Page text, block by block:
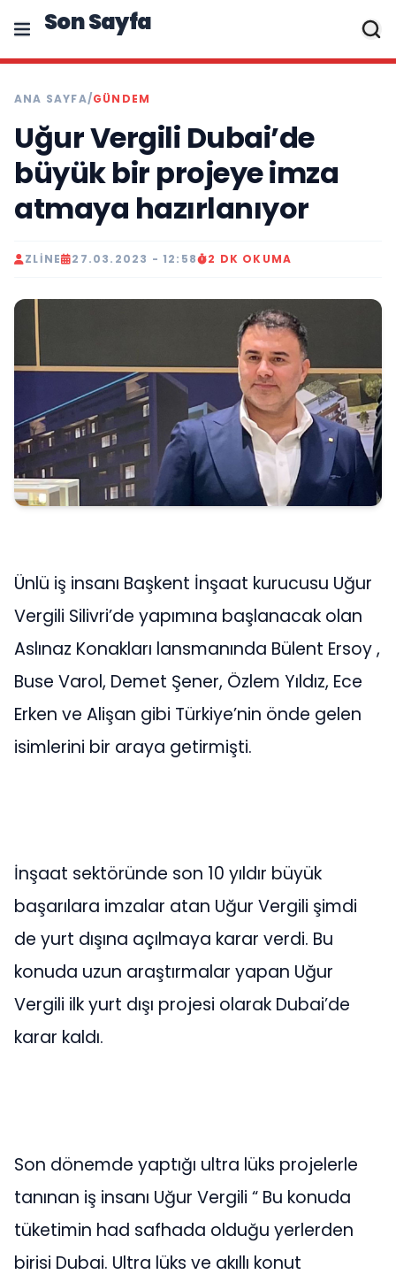
Son Sayfa
ANA SAYFA/GÜNDEM
Uğur Vergili Dubai’de
büyük bir projeye imza
atmaya hazırlanıyor
ZLINE 27.03.2023 - 12:58 2 DK OKUMA
Ünlü iş insanı Başkent İnşaat kurucusu Uğur
Vergili Silivri’de yapımına başlanacak olan
Aslınaz Konakları lansmanında Bülent Ersoy ,
Buse Varol, Demet Şener, Özlem Yıldız, Ece
Erken ve Alişan gibi Türkiye’nin önde gelen
isimlerini bir araya getirmişti.
İnşaat sektöründe son 10 yıldır büyük
başarılara imzalar atan Uğur Vergili şimdi
de yurt dışına açılmaya karar verdi. Bu
konuda uzun araştırmalar yapan Uğur
Vergili ilk yurt dışı projesi olarak Dubai’de
karar kaldı.
Son dönemde yaptığı ultra lüks projelerle
tanınan iş insanı Uğur Vergili “ Bu konuda
tüketimin had safhada olduğu yerlerden
birisi Dubai. Ultra lüks ve akıllı konut